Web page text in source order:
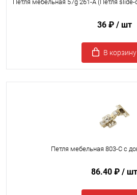
Петля мебельная 57g 261-A (Петля
36 ₽ / шт
В корзину
Петля мебельная 803-C с
86.40 ₽ / шт